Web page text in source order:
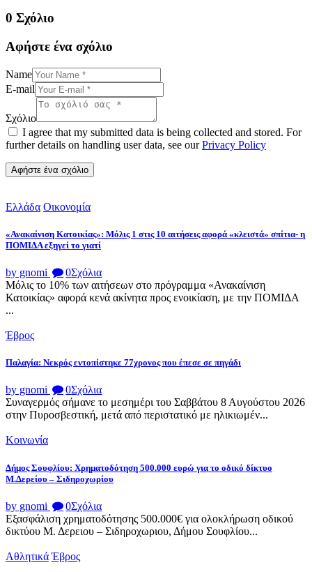
0 Σχόλιο
Αφήστε ένα σχόλιο
Name
E-mail
Σχόλιο
I agree that my submitted data is being collected and stored. For
further details on handling user data, see ourPrivacy Policy
Ελλάδα Οικονομία
«Ανακαίνιση Κατοικίας»: Μόλις 1 στις 10 αιτήσεις αφορά «κλειστά» σπίτια- η
ΠΟΜΙΔΑ εξηγεί το γιατί
by gnomi 0Σχόλια
Μόλις το 10% των αιτήσεων στο πρόγραμμα «Ανακαίνιση
Κατοικίας» αφορά κενά ακίνητα προς ενοικίαση, με την ΠΟΜΙΔΑ
...
Έβρος
Παλαγία: Νεκρός εντοπίστηκε 77χρονος που έπεσε σε πηγάδι
by gnomi 0Σχόλια
Συναγερμός σήμανε το μεσημέρι του Σαββάτου 8 Αυγούστου 2026
στην Πυροσβεστική, μετά από περιστατικό με ηλικιωμέν...
Κοινωνία
Δήμος Σουφλίου: Χρηματοδότηση 500.000 ευρώ για το οδικό δίκτυο
Μ.Δερείου – Σιδηροχωρίου
by gnomi 0Σχόλια
Εξασφάλιση χρηματοδότησης 500.000€ για ολοκλήρωση οδικού
δικτύου Μ. Δερειου – Σιδηροχωριου, Δήμου Σουφλίου...
Αθλητικά Έβρος